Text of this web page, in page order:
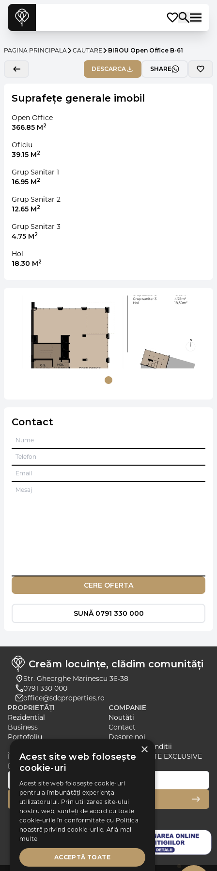
PAGINA PRINCIPALA CAUTARE BIROU Open Office B-61
DESCARCA SHARE
Suprafețe generale imobil
Open Office
366.85 M2
Oficiu
39.15 M2
Grup Sanitar 1
16.95 M2
Grup Sanitar 2
12.65 M2
Grup Sanitar 3
4.75 M2
Hol
18.30 M2
Contact
CERE OFERTA
SUNĂ 0791 330 000
Creăm locuințe, clădim comunități
Str. Gheorghe Marinescu 36-38
0791 330 000
office@sdcproperties.ro
PROPRIETĂȚI
Rezidential
Business
Portofoliu
COMPANIE
Noutăți
Contact
Despre noi
Termeni si Conditii
ÎNSCRIE-TE PENTRU A PRIMI ȘTIRI ȘI OFERTE EXCLUSIVE
DESPRE CELE MAI RECENTE LANSĂRI
ÎNSCRIE-TE
×
Acest site web folosește
cookie-uri
Acest site web folosește cookie-uri
pentru a îmbunătăți experiența
utilizatorului. Prin utilizarea site-ului
nostru web, sunteți de acord cu toate
cookie-urile în conformitate cu Politica
noastră privind cookie-urile.Află mai
multe
ACCEPTĂ TOATE